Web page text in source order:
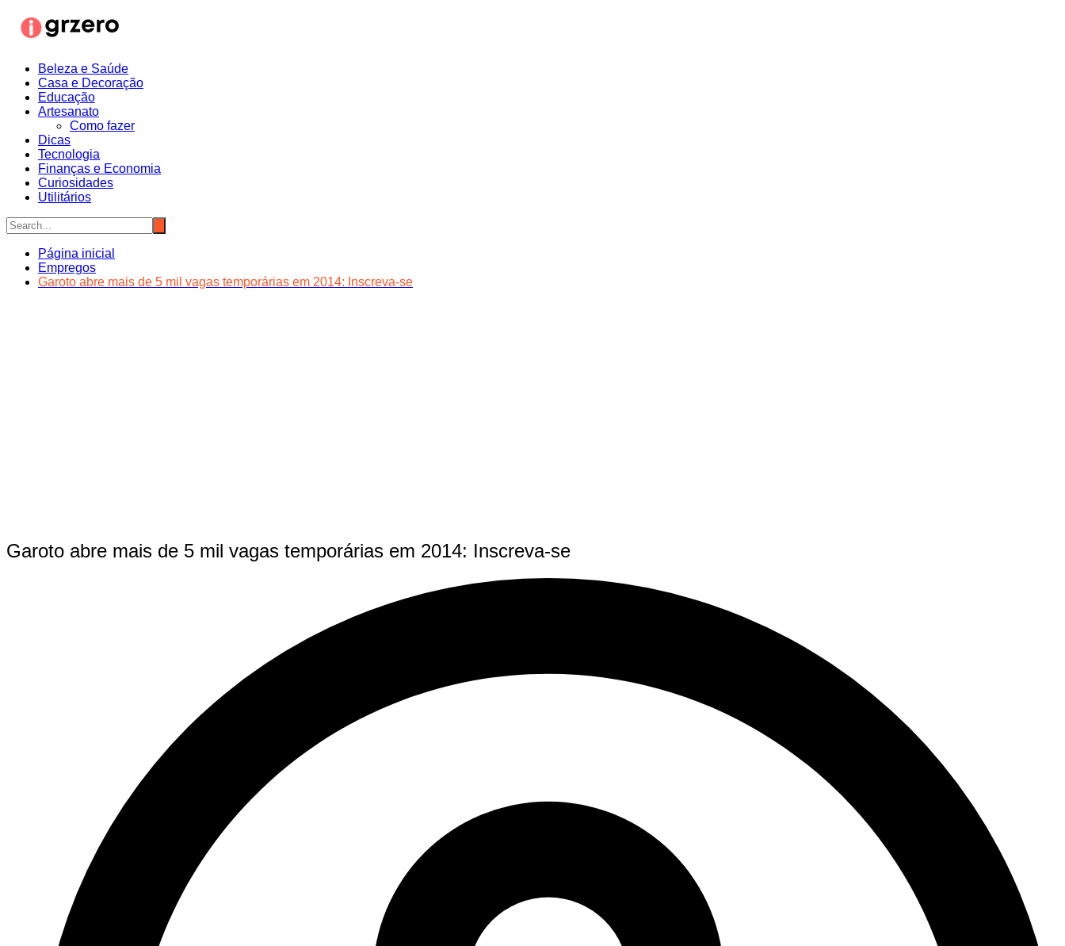
para
Beleza e Saúde
Casa e Decoração
Educação
Artesanato
Como fazer
Dicas
Tecnologia
Finanças e Economia
Curiosidades
Utilitários
Página inicial
Empregos
Garoto abre mais de 5 mil vagas temporárias em 2014: Inscreva-se
Garoto abre mais de 5 mil vagas temporárias em 2014: Inscreva-se